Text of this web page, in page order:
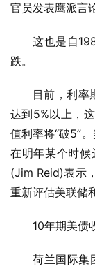
官员发表鹰派言
这也是自
跌。
目前，利率
达到5%以上，
值利率将“破5”
在明年某个时候
(Jim Reid)表示
重新评估美联储
10年期美债
荷兰国际集